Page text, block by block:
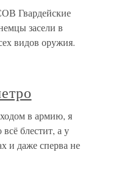
засели в
видов оружия.
в армию, я
блестит, а у
и даже сперва не